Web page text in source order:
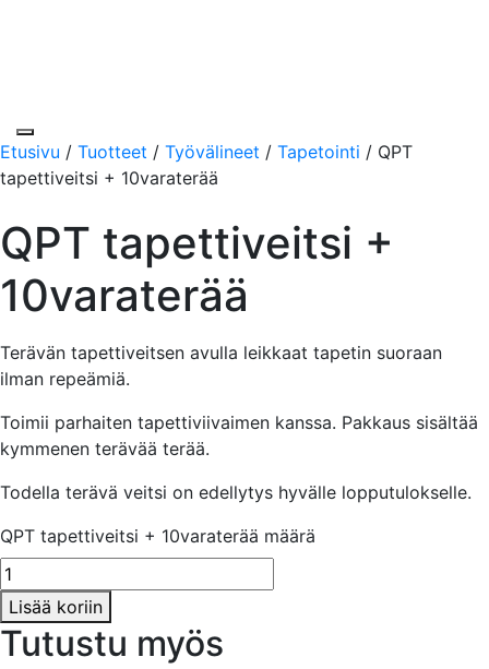
Toggle navigation
Etusivu / Tuotteet / Työvälineet / Tapetointi / QPT
tapettiveitsi + 10varaterää
QPT tapettiveitsi +
10varaterää
Terävän tapettiveitsen avulla leikkaat tapetin suoraan
ilman repeämiä.
Toimii parhaiten tapettiviivaimen kanssa. Pakkaus sisältää
kymmenen terävää terää.
Todella terävä veitsi on edellytys hyvälle lopputulokselle.
QPT tapettiveitsi + 10varaterää määrä
Lisää koriin
Tutustu myös